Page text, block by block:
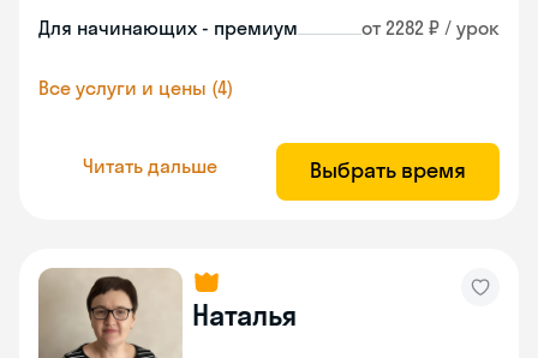
Для начинающих - премиум от 2282 ₽ / урок
Все услуги и цены (4)
Читать дальше Выбрать время
Наталья